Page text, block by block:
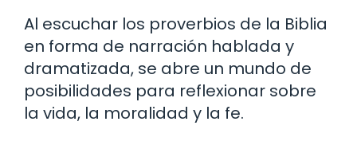
Al escuchar los proverbios de la Biblia
en forma de narración hablada y
dramatizada, se abre un mundo de
posibilidades para reflexionar sobre
la vida, la moralidad y la fe.